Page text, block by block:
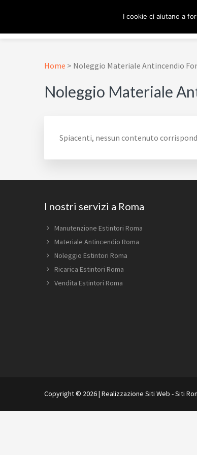
navigazione
contenuto
piè
footer
ESTINTORE ROMA
In Tutta Roma E Provincia
Home > Noleggio Materiale Antincendio
Noleggio Materiale
Spiacenti, nessun contenuto
I nostri servizi a Roma
Manutenzione Estintori Roma
Materiale Antincendio Roma
Noleggio Estintori Roma
Ricarica Estintori Roma
Vendita Estintori Roma
Copyright © 2026 | Realizzazione Siti Web -Siti
I cookie ci aiutano a